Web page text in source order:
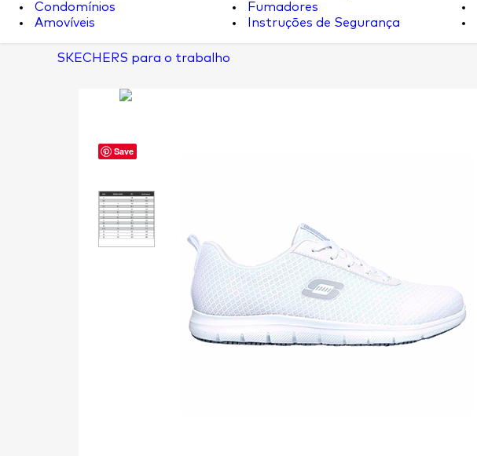
Condomínios
Amovíveis
Fumadores
Instruções de Segurança
SKECHERS para o trabalho
Save